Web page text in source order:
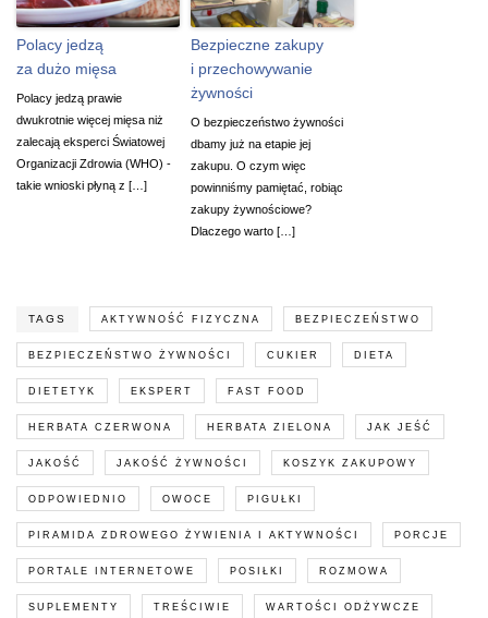
Polacy jedzą
za dużo mięsa
Polacy jedzą prawie
dwukrotnie więcej mięsa niż
zalecają eksperci Światowej
Organizacji Zdrowia (WHO) -
takie wnioski płyną z […]
Bezpieczne zakupy
i przechowywanie
żywności
O bezpieczeństwo żywności
dbamy już na etapie jej
zakupu. O czym więc
powinniśmy pamiętać, robiąc
zakupy żywnościowe?
Dlaczego warto […]
TAGS AKTYWNOŚĆ FIZYCZNA BEZPIECZEŃSTWO
BEZPIECZEŃSTWO ŻYWNOŚCI CUKIER DIETA
DIETETYK EKSPERT FAST FOOD
HERBATA CZERWONA HERBATA ZIELONA JAK JEŚĆ
JAKOŚĆ JAKOŚĆ ŻYWNOŚCI KOSZYK ZAKUPOWY
ODPOWIEDNIO OWOCE PIGUŁKI
PIRAMIDA ZDROWEGO ŻYWIENIA I AKTYWNOŚCI PORCJE
PORTALE INTERNETOWE POSIŁKI ROZMOWA
SUPLEMENTY TREŚCIWIE WARTOŚCI ODŻYWCZE